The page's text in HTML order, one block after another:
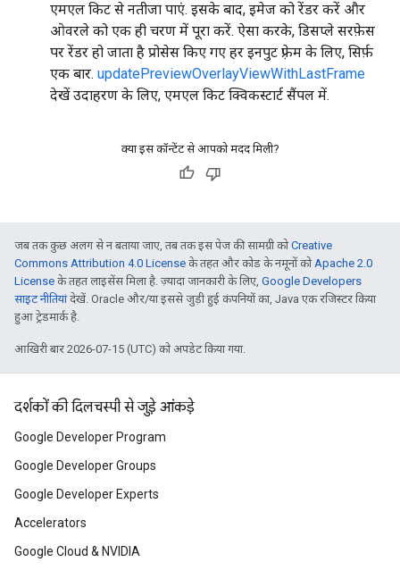
एमएल किट से नतीजा पाएं. इसके बाद, इमेज को रेंडर करें और
ओवरले को एक ही चरण में पूरा करें. ऐसा करके, डिसप्ले सरफ़ेस
पर रेंडर हो जाता है प्रोसेस किए गए हर इनपुट फ़्रेम के लिए, सिर्फ़
एक बार. updatePreviewOverlayViewWithLastFrame
देखें उदाहरण के लिए, एमएल किट क्विकस्टार्ट सैंपल में.
क्या इस कॉन्टेंट से आपको मदद मिली?
जब तक कुछ अलग से न बताया जाए, तब तक इस पेज की सामग्री कोCreative
Commons Attribution 4.0 License के तहत और कोड के नमूनों कोApache 2.0
License के तहत लाइसेंस मिला है. ज़्यादा जानकारी के लिए, Google Developers
साइट नीतियांदेखें. Oracle और/या इससे जुड़ी हुई कंपनियों का, Java एक रजिस्टर किया
हुआ ट्रेडमार्क है.
आखिरी बार 2026-07-15 (UTC) को अपडेट किया गया.
दर्शकों की दिलचस्पी से जुड़े आंकड़े
Google Developer Program
Google Developer Groups
Google Developer Experts
Accelerators
Google Cloud & NVIDIA